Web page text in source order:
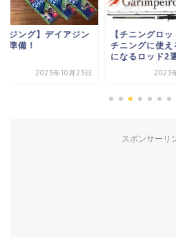
ジング】デイアジン
備！
2023年10月23日
【チニングロッ
チニングに使え
になるロッド2選
2023
スポンサーリ